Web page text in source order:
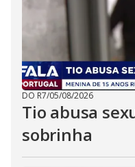
DO R7/05/08/2026
Tio abusa
sobrinha